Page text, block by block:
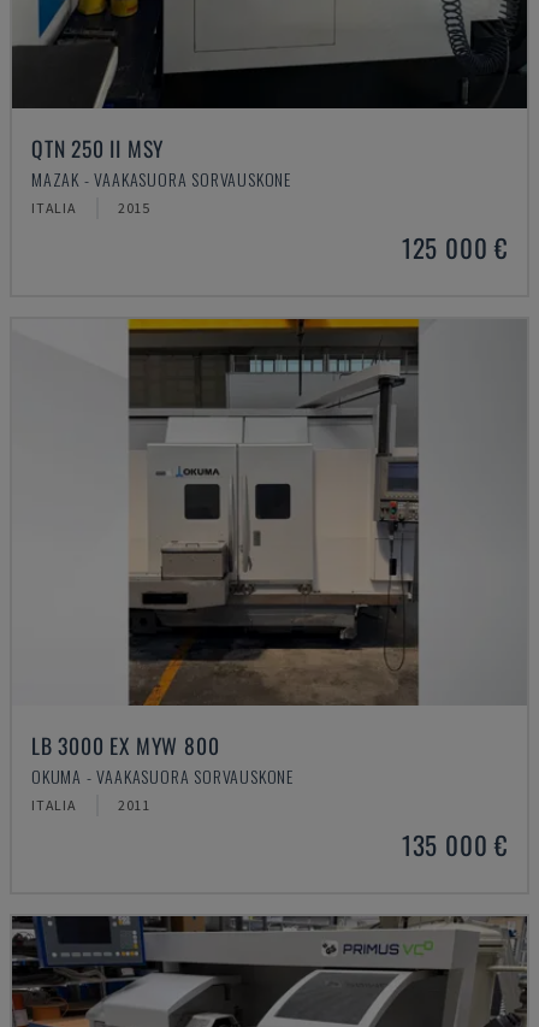
QTN 250 II MSY
MAZAK - VAAKASUORA SORVAUSKONE
ITALIA 2015
125 000 €
LB 3000 EX MYW 800
OKUMA - VAAKASUORA SORVAUSKONE
ITALIA 2011
135 000 €